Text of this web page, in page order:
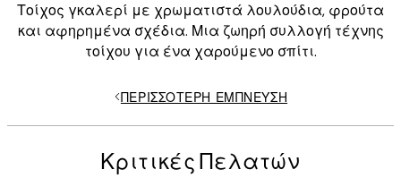
Τοίχος γκαλερί με χρωματιστά λουλούδια, φρούτα
και αφηρημένα σχέδια. Μια ζωηρή συλλογή τέχνης
τοίχου για ένα χαρούμενο σπίτι.
ΠΕΡΙΣΣΌΤΕΡΗ ΈΜΠΝΕΥΣΗ
Κριτικές Πελατών